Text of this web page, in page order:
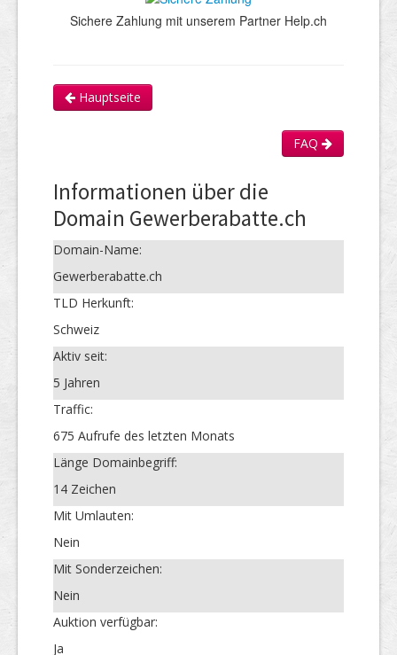
Sichere Zahlung mit unserem Partner Help.ch
Hauptseite
FAQ
Informationen über die
Domain Gewerberabatte.ch
Domain-Name:
Gewerberabatte.ch
TLD Herkunft:
Schweiz
Aktiv seit:
5 Jahren
Traffic:
675 Aufrufe des letzten Monats
Länge Domainbegriff:
14 Zeichen
Mit Umlauten:
Nein
Mit Sonderzeichen:
Nein
Auktion verfügbar:
Ja